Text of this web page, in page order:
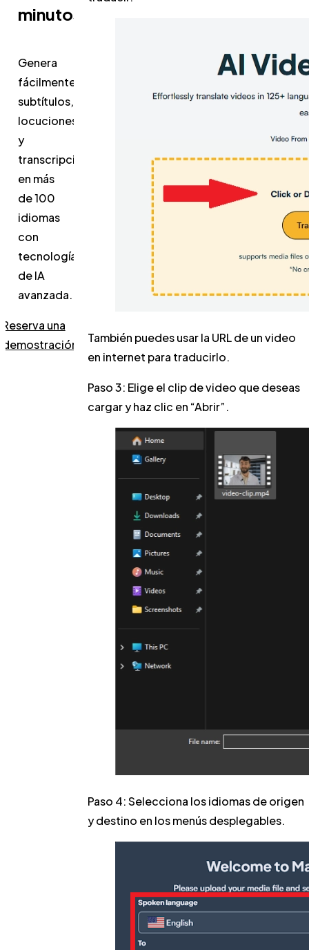
minutos
Genera
fácilmente
subtítulos,
locuciones
y
transcripciones
en más
de 100
idiomas
con
tecnología
de IA
avanzada.
Reserva una
demostración
También puedes usar la URL de un video
en internet para traducirlo.
Paso 3: Elige el clip de video que deseas
cargar y haz clic en “Abrir”.
Paso 4:Selecciona los idiomas de origen
y destino en los menús desplegables.